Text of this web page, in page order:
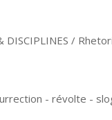
DISCIPLINES /
- révolte -